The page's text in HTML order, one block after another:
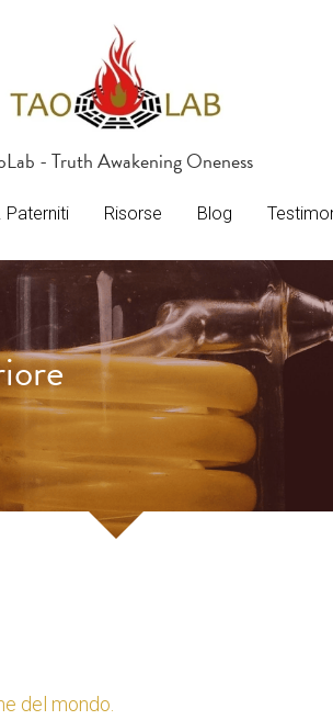
- Truth Awakening Oneness
Paterniti Risorse Blog
- Truth Awakening Oneness
Paterniti Risorse Blog
del mondo.